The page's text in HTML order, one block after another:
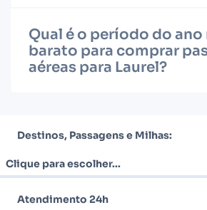
Qual é o período do ano
barato para comprar
aéreas para Laurel?
Destinos, Passagens e Milhas:
Clique para escolher...
Atendimento 24h